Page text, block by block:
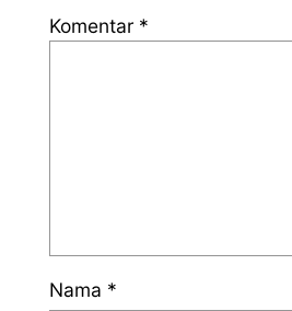
Komentar *
Nama *